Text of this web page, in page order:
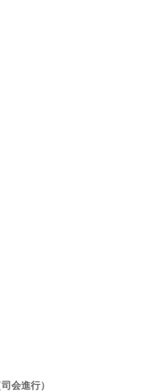
会進行）